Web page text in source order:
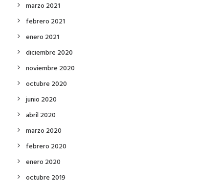
marzo 2021
febrero 2021
enero 2021
diciembre 2020
noviembre 2020
octubre 2020
junio 2020
abril 2020
marzo 2020
febrero 2020
enero 2020
octubre 2019